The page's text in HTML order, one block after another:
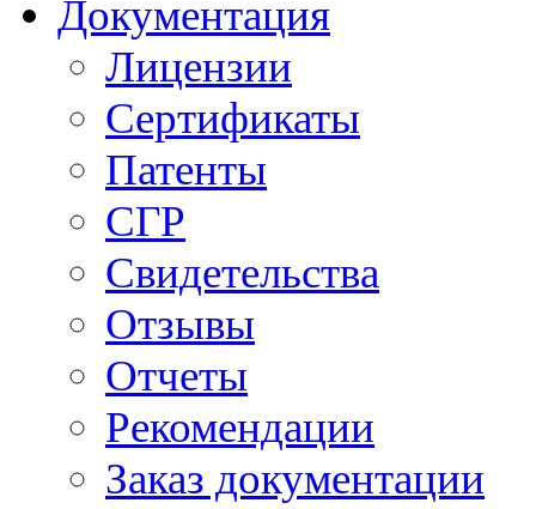
Документация
Лицензии
Сертификаты
Патенты
СГР
Свидетельства
Отзывы
Отчеты
Рекомендации
Заказ документации